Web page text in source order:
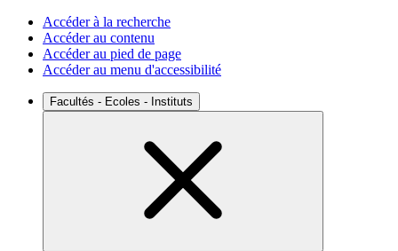
Accéder à la recherche
Accéder au contenu
Accéder au pied de page
Accéder au menu d'accessibilité
Facultés - Ecoles - Instituts